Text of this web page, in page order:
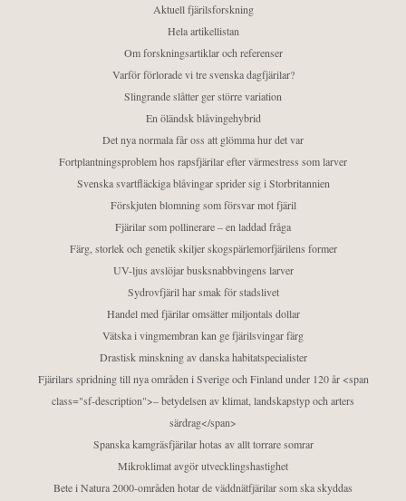
Aktuell fjärilsforskning
Hela artikellistan
Om forskningsartiklar och referenser
Varför förlorade vi tre svenska dagfjärilar?
Slingrande slåtter ger större variation
En öländsk blåvingehybrid
Det nya normala får oss att glömma hur det var
Fortplantningsproblem hos rapsfjärilar efter värmestress som larver
Svenska svartfläckiga blåvingar sprider sig i Storbritannien
Förskjuten blomning som försvar mot fjäril
Fjärilar som pollinerare – en laddad fråga
Färg, storlek och genetik skiljer skogspärlemorfjärilens former
UV-ljus avslöjar busksnabbvingens larver
Sydrovfjäril har smak för stadslivet
Handel med fjärilar omsätter miljontals dollar
Vätska i vingmembran kan ge fjärilsvingar färg
Drastisk minskning av danska habitatspecialister
Fjärilars spridning till nya områden i Sverige och Finland under 120 år <span
class="sf-description">– betydelsen av klimat, landskapstyp och arters
särdrag</span>
Spanska kamgräsfjärilar hotas av allt torrare somrar
Mikroklimat avgör utvecklingshastighet
Bete i Natura 2000-områden hotar de väddnätfjärilar som ska skyddas